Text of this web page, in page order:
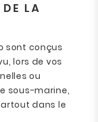
DE LA
sont conçus
lors de vos
ou
sous-marine,
dans le